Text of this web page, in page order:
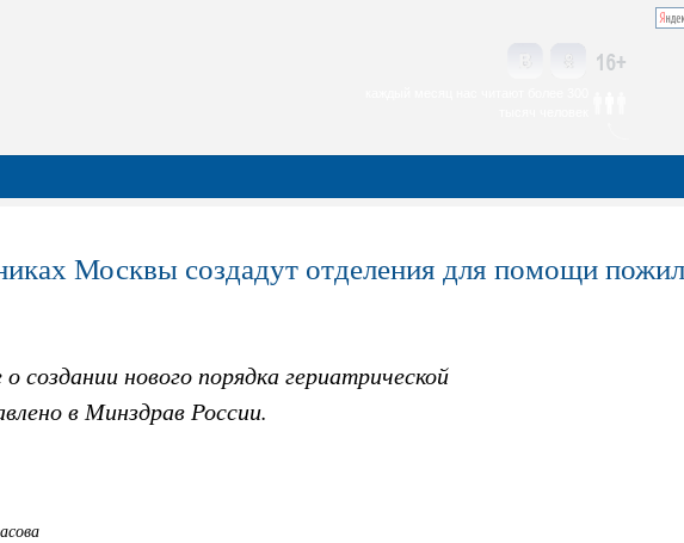
Москвы создадут отделения для помощи
создании нового порядка гериатрической
в Минздрав России.